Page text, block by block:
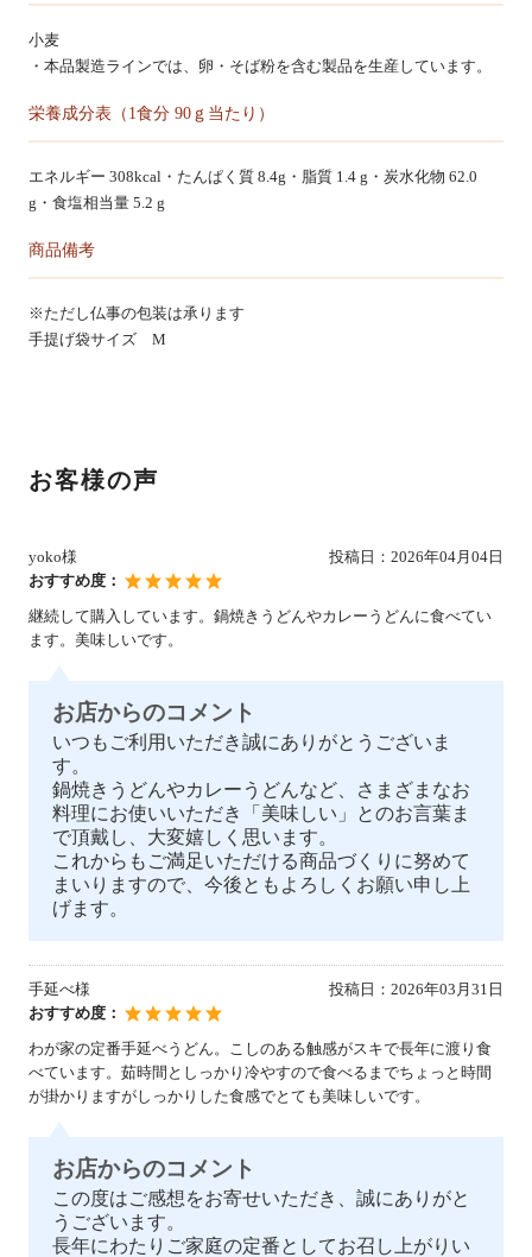
小麦
・本品製造ラインでは、卵・そば粉を含む製品を生産しています。
栄養成分表（1食分 90ｇ当たり）
エネルギー 308kcal・たんぱく質 8.4g・脂質 1.4 g・炭水化物 62.0
g・食塩相当量 5.2 g
商品備考
※ただし仏事の包装は承ります
手提げ袋サイズ M
お客様の声
yoko様 投稿日： 2026年04月04日
おすすめ度：
継続して購入しています。鍋焼きうどんやカレーうどんに食べてい
ます。美味しいです。
お店からのコメント
いつもご利用いただき誠にありがとうございま
す。
鍋焼きうどんやカレーうどんなど、さまざまなお
料理にお使いいただき「美味しい」とのお言葉ま
で頂戴し、大変嬉しく思います。
これからもご満足いただける商品づくりに努めて
まいりますので、今後ともよろしくお願い申し上
げます。
手延べ様 投稿日： 2026年03月31日
おすすめ度：
わが家の定番手延べうどん。こしのある触感がスキで長年に渡り食
べています。茹時間としっかり冷やすので食べるまでちょっと時間
が掛かりますがしっかりした食感でとても美味しいです。
お店からのコメント
この度はご感想をお寄せいただき、誠にありがと
うございます。
長年にわたりご家庭の定番としてお召し上がりい